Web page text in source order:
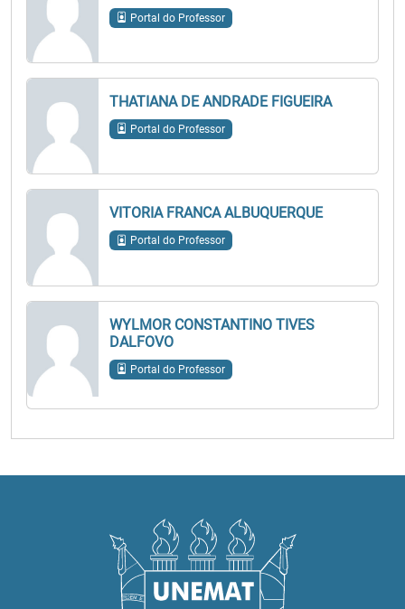
Portal do Professor
THATIANA DE ANDRADE FIGUEIRA
Portal do Professor
VITORIA FRANCA ALBUQUERQUE
Portal do Professor
WYLMOR CONSTANTINO TIVES
DALFOVO
Portal do Professor